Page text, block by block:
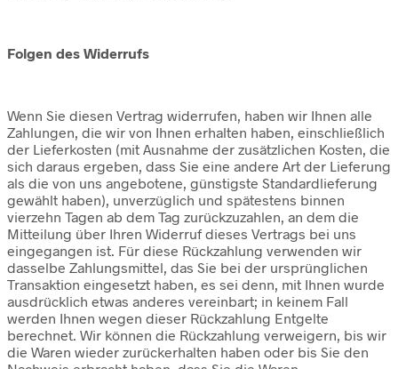
Folgen des Widerrufs
Wenn Sie diesen Vertrag widerrufen, haben wir Ihnen alle
Zahlungen, die wir von Ihnen erhalten haben, einschließlich
der Lieferkosten (mit Ausnahme der zusätzlichen Kosten, die
sich daraus ergeben, dass Sie eine andere Art der Lieferung
als die von uns angebotene, günstigste Standardlieferung
gewählt haben), unverzüglich und spätestens binnen
vierzehn Tagen ab dem Tag zurückzuzahlen, an dem die
Mitteilung über Ihren Widerruf dieses Vertrags bei uns
eingegangen ist. Für diese Rückzahlung verwenden wir
dasselbe Zahlungsmittel, das Sie bei der ursprünglichen
Transaktion eingesetzt haben, es sei denn, mit Ihnen wurde
ausdrücklich etwas anderes vereinbart; in keinem Fall
werden Ihnen wegen dieser Rückzahlung Entgelte
berechnet. Wir können die Rückzahlung verweigern, bis wir
die Waren wieder zurückerhalten haben oder bis Sie den